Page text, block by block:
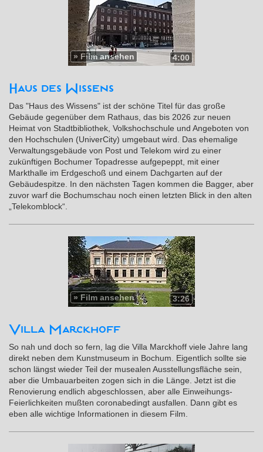
4:00
» Film ansehen
Haus des Wissens
Das "Haus des Wissens" ist der schöne Titel für das große
Gebäude gegenüber dem Rathaus, das bis 2026 zur neuen
Heimat von Stadtbibliothek, Volkshochschule und Angeboten von
den Hochschulen (UniverCity) umgebaut wird. Das ehemalige
Verwaltungsgebäude von Post und Telekom wird zu einer
zukünftigen Bochumer Topadresse aufgepeppt, mit einer
Markthalle im Erdgeschoß und einem Dachgarten auf der
Gebäudespitze. In den nächsten Tagen kommen die Bagger, aber
zuvor warf die Bochumschau noch einen letzten Blick in den alten
„Telekomblock“.
3:26
» Film ansehen
Villa Marckhoff
So nah und doch so fern, lag die Villa Marckhoff viele Jahre lang
direkt neben dem Kunstmuseum in Bochum. Eigentlich sollte sie
schon längst wieder Teil der musealen Ausstellungsfläche sein,
aber die Umbauarbeiten zogen sich in die Länge. Jetzt ist die
Renovierung endlich abgeschlossen, aber alle Einweihungs-
Feierlichkeiten mußten coronabedingt ausfallen. Dann gibt es
eben alle wichtige Informationen in diesem Film.